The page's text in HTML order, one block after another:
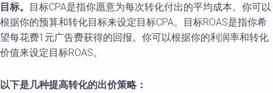
目标。
目标CPA是指你愿意为每次转化付出的平均成本。你可以
根据你的预算和转化目标来设定目标CPA。目标ROAS是指你希
望每花费1元广告费获得的回报。你可以根据你的利润率和转化
价值来设定目标ROAS。
以下是几种提高转化的出价策略：